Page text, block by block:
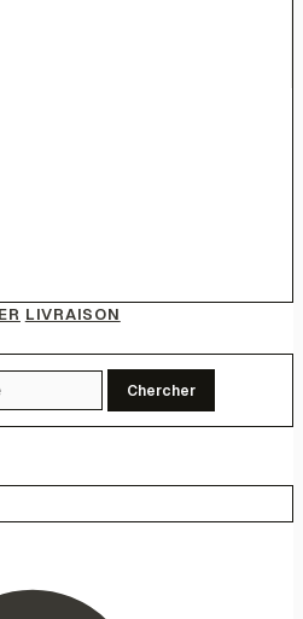
LIVRAISON
Chercher